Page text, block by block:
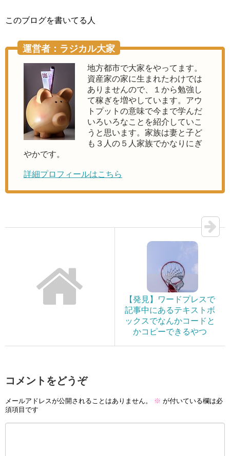
このブログを書いてる人
運営者：ラジカル大家
地方都市で大家をやってます。
資産家の家に生まれたわけでは
ありませんので、１から勉強し
て稼ぎを増やしています。アウ
トプットの意味で今まで学んだ
いろいろなことを紹介していこ
うと思います。家族は妻と子ど
も３人の５人家族でかなりにぎ
やかです。
詳細プロフィールはこちら
【発見】ワードプレスで
記事中にあるテキストボ
ックスでなんかコードと
かコピーできるやつ
コメントをどうぞ
メールアドレスが公開されることはありません。 ※ が付いている欄は必
須項目です